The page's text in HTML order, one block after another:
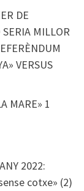
DE
MILLOR
VERSUS
MARE» 1
2022:
cotxe» (2)